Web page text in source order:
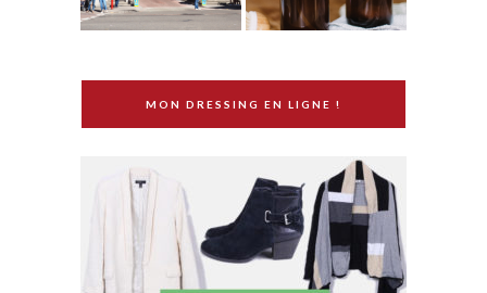
MON DRESSING EN LIGNE !